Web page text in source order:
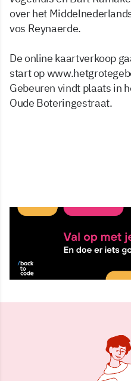
over het
vos Reynaerde.
De online kaartverkoop
start op
Gebeuren vindt plaats in
Oude Boteringestraat.
5 sep 2017, 10:48
Delen